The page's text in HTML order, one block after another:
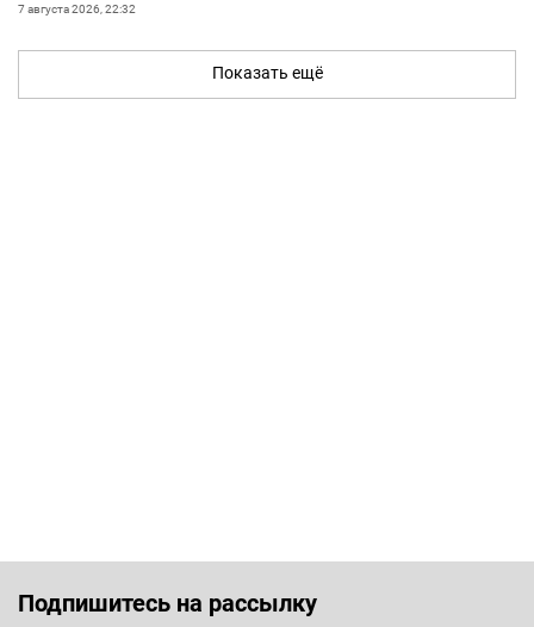
7 августа 2026, 22:32
Показать ещё
Подпишитесь на рассылку